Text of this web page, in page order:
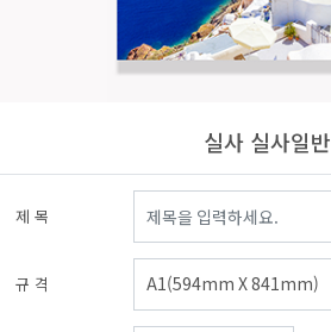
실사 실사일반
제 목
규 격